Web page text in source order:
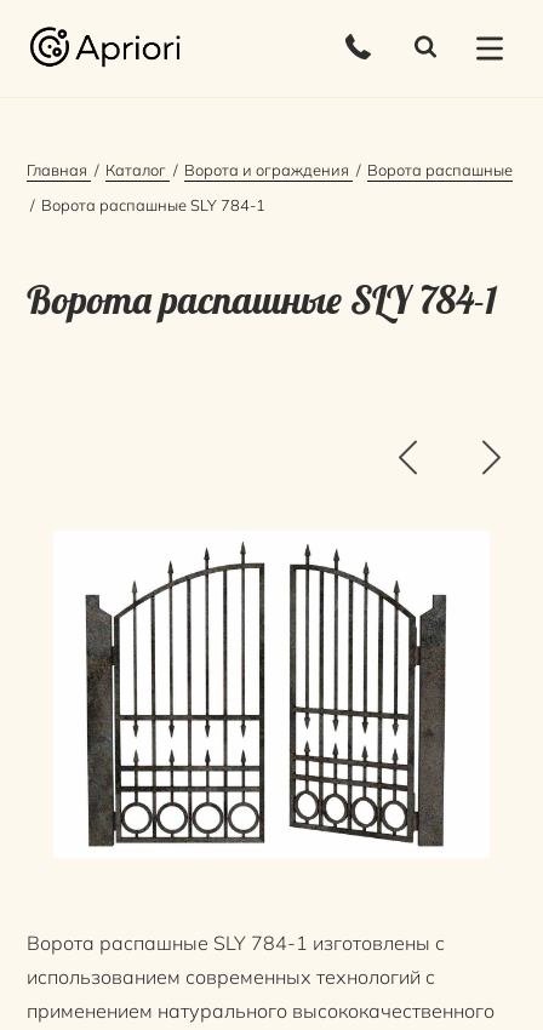
Главная Каталог Ворота и ограждения
Ворота распашные
Ворота распашные SLY 784-1
Ворота распашные SLY 784-1
Ворота распашные SLY 784-1 изготовлены с
использованием современных технологий с
применением натурального высококачественного